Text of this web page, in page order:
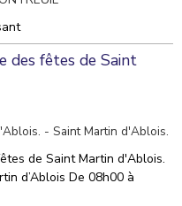
des fêtes de Saint
- Saint Martin d'Ablois.
de Saint Martin d'Ablois.
d’Ablois De 08h00 à